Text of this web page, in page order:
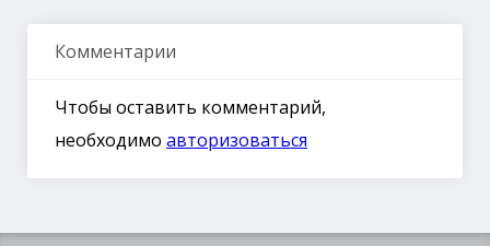
Комментарии
Чтобы оставить комментарий,
необходимо авторизоваться